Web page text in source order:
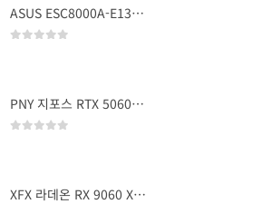
ASUS ESC8000A-E13 (RTX PRO 5000 Blackwell x2)
PNY 지포스 RTX 5060 OC D7 8GB Dual Fan
XFX 라데온 RX 9060 XT SWIFT DUAL OC D6 16GB